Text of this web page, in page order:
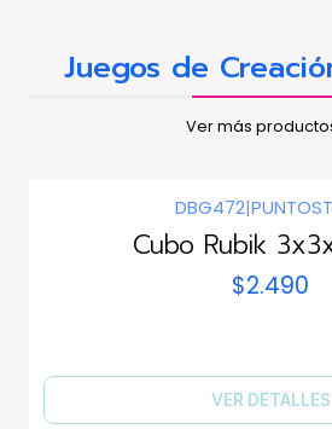
Juegos de
Ver más
DBG472|
Cubo Rubik
$2.490
VER DETALLES